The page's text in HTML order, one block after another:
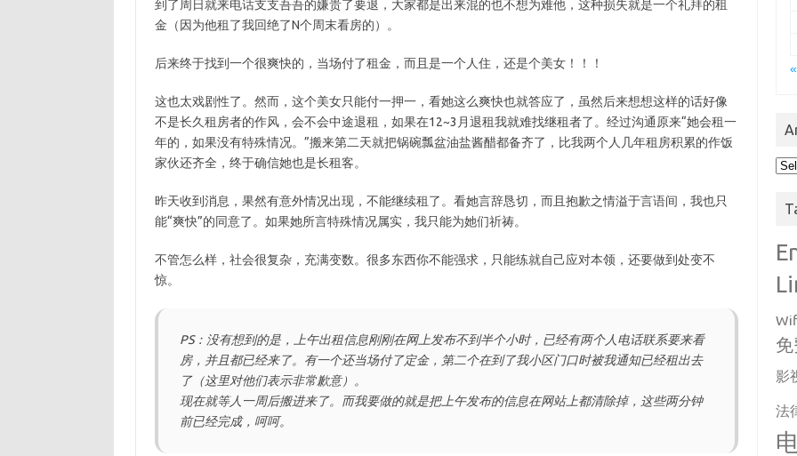
到了周日就来电话支支吾吾的嫌贵了要退，大家都是出来混的也不想为难他，这种损失就是一个礼拜的租
金（因为他租了我回绝了N个周末看房的）。
后来终于找到一个很爽快的，当场付了租金，而且是一个人住，还是个美女！！！
这也太戏剧性了。然而，这个美女只能付一押一，看她这么爽快也就答应了，虽然后来想想这样的话好像
不是长久租房者的作风，会不会中途退租，如果在12~3月退租我就难找继租者了。经过沟通原来“她会租一
年的，如果没有特殊情况。”搬来第二天就把锅碗瓢盆油盐酱醋都备齐了，比我两个人几年租房积累的作饭
家伙还齐全，终于确信她也是长租客。
昨天收到消息，果然有意外情况出现，不能继续租了。看她言辞恳切，而且抱歉之情溢于言语间，我也只
能“爽快”的同意了。如果她所言特殊情况属实，我只能为她们祈祷。
不管怎么样，社会很复杂，充满变数。很多东西你不能强求，只能练就自己应对本领，还要做到处变不
惊。
PS：没有想到的是，上午出租信息刚刚在网上发布不到半个小时，已经有两个人电话联系要来看
房，并且都已经来了。有一个还当场付了定金，第二个在到了我小区门口时被我通知已经租出去
了（这里对他们表示非常歉意）。
现在就等人一周后搬进来了。而我要做的就是把上午发布的信息在网站上都清除掉，这些两分钟
前已经完成，呵呵。
影
法